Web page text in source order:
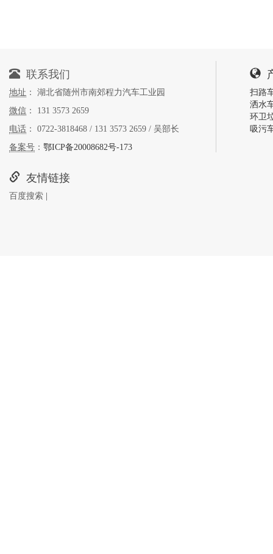
联系我们
地址 ： 湖北省随州市南郊程力汽车工业园
微信 ： 131 3573 2659
电话 ： 0722-3818468 / 131 3573 2659 / 吴部长
备案号 ： 鄂ICP备20008682号-173
扫路
洒水
环卫
吸污
友情链接
百度搜索